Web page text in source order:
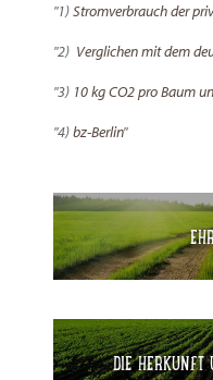
1)Stromverbrauch der
2) Verglichen mit dem
3) 10 kg CO2 pro Baum
4)bz-Berlin
DIE HERKUNFT